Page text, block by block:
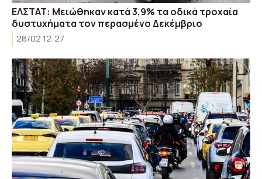
ΕΛΣΤΑΤ: Μειώθηκαν κατά 3,9% τα οδικά τροχαία
δυστυχήματα τον περασμένο Δεκέμβριο
28/02 12:27